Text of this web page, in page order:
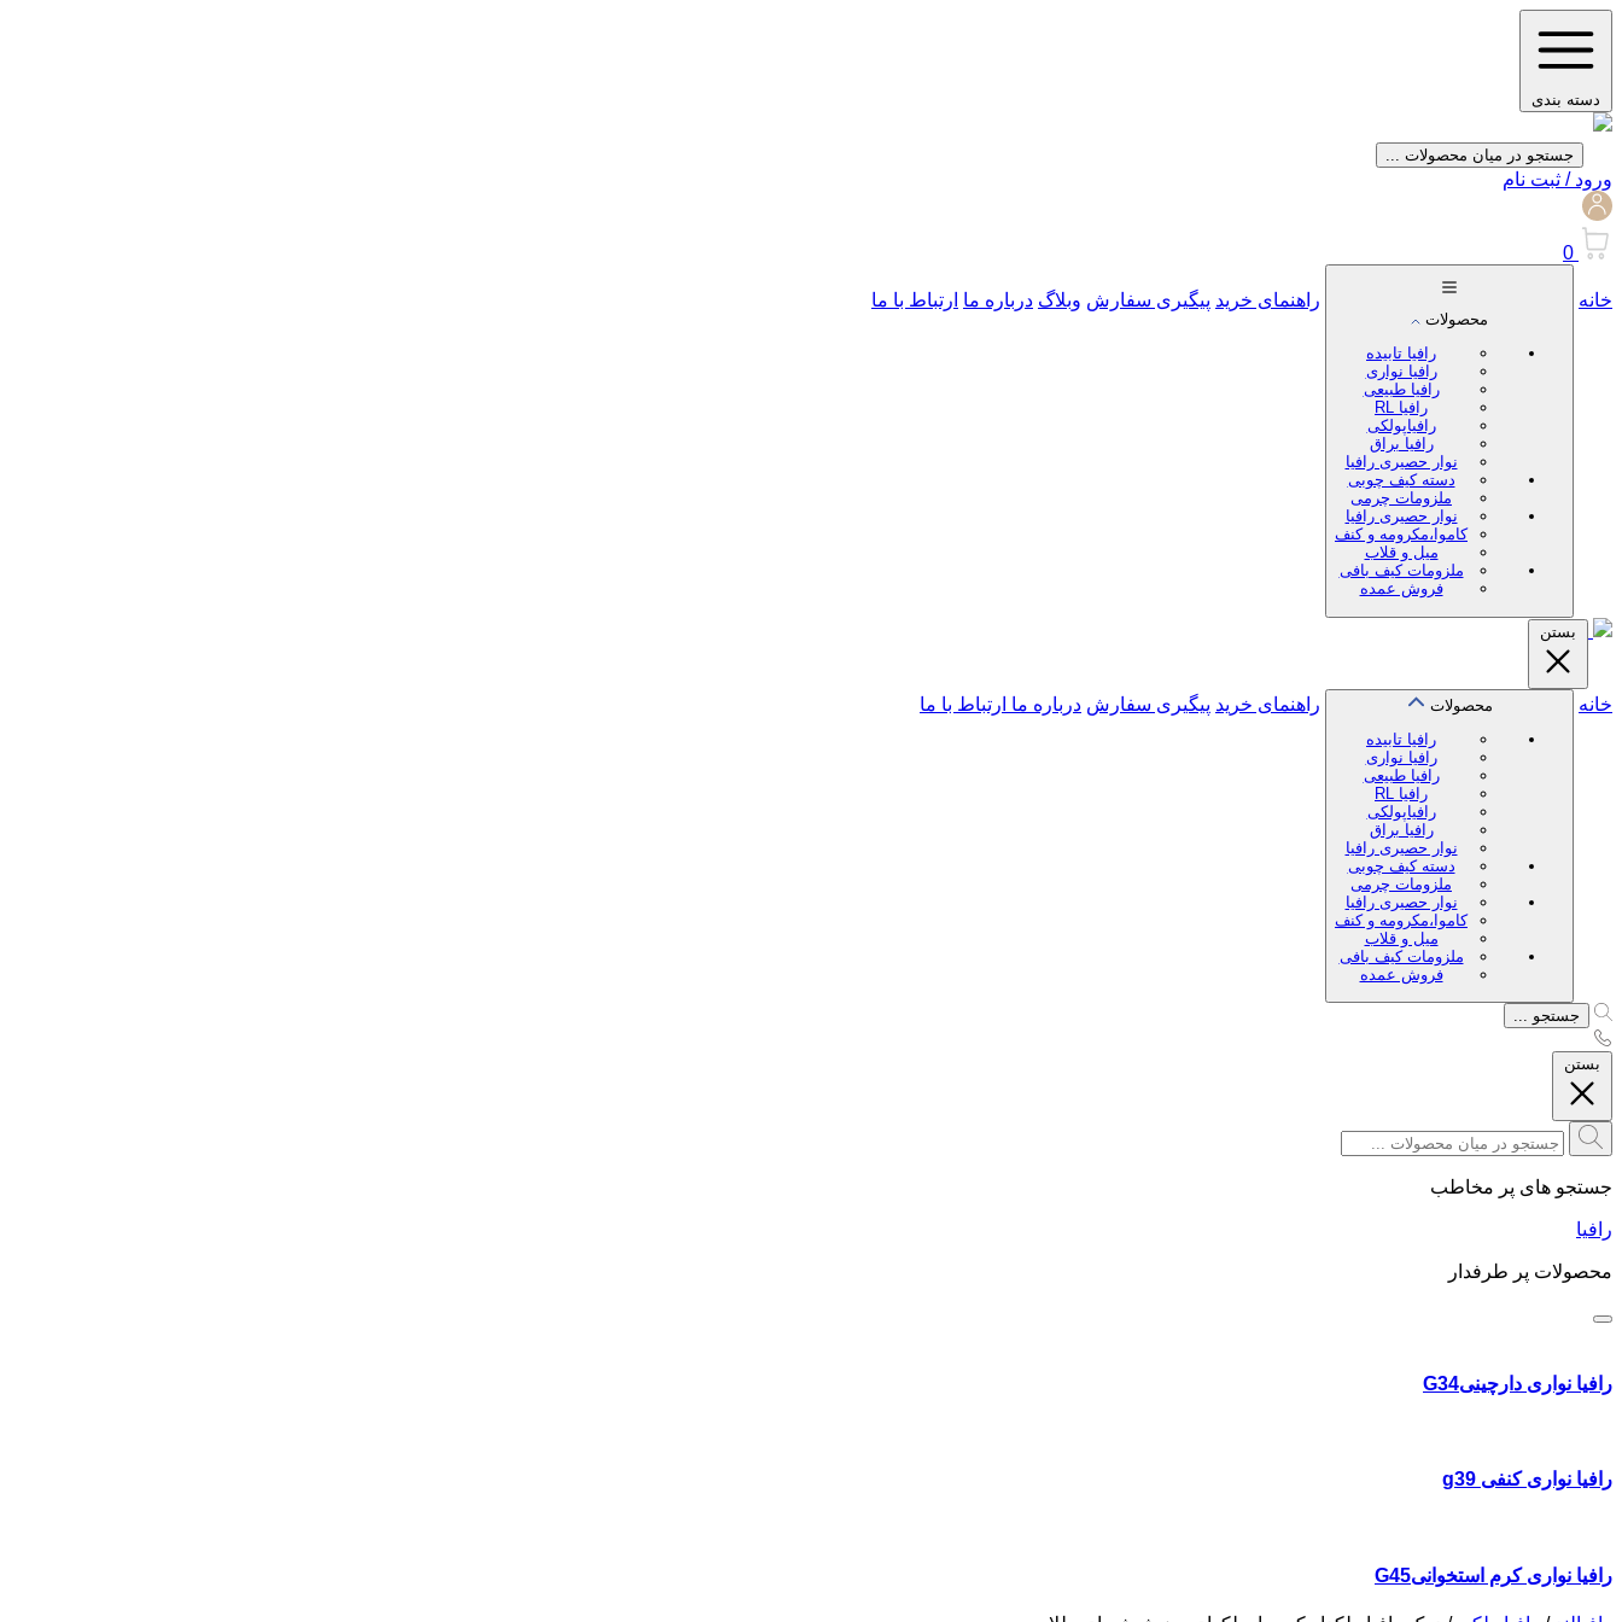
دسته بندی
جستجو در میان محصولات ...
ورود / ثبت نام
0
خانه
محصولات
رافیا تابیده
رافیا نواری
رافیا طبیعی
رافیا RL
رافیاپولکی
رافیا براق
نوار حصیری رافیا
دسته کیف چوبی
ملزومات چرمی
نوار حصیری رافیا
کاموا،مکرومه و کنف
میل و قلاب
ملزومات کیف بافی
فروش عمده
راهنمای خرید پیگیری سفارش وبلاگ درباره ما ارتباط با ما
بستن
خانه
محصولات
رافیا تابیده
رافیا نواری
رافیا طبیعی
رافیا RL
رافیاپولکی
رافیا براق
نوار حصیری رافیا
دسته کیف چوبی
ملزومات چرمی
نوار حصیری رافیا
کاموا،مکرومه و کنف
میل و قلاب
ملزومات کیف بافی
فروش عمده
راهنمای خرید پیگیری سفارش درباره ما ارتباط با ما
جستجو ...
بستن
جستجو های پر مخاطب
رافیا
محصولات پر طرفدار
رافیا نواری دارچینیG34
رافیا نواری کنفی g39
رافیا نواری کرم استخوانیG45